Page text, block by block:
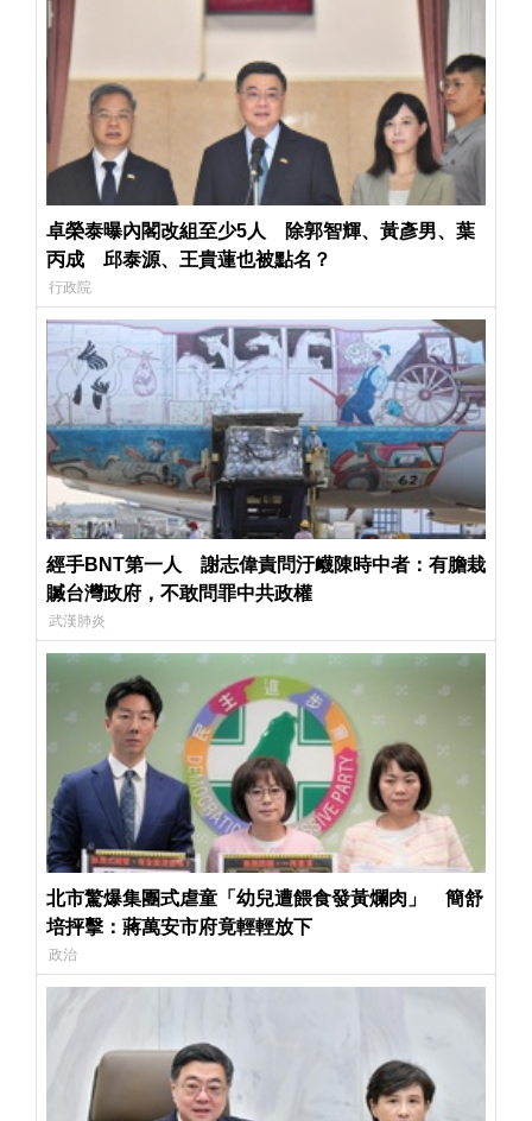
卓榮泰曝內閣改組至少5人 除郭智輝、黃彥男、葉
丙成 邱泰源、王貴蓮也被點名？
行政院
經手BNT第一人 謝志偉責問汙衊陳時中者：有膽栽
贓台灣政府，不敢問罪中共政權
武漢肺炎
北市驚爆集團式虐童「幼兒遭餵食發黃爛肉」 簡舒
培抨擊：蔣萬安市府竟輕輕放下
政治